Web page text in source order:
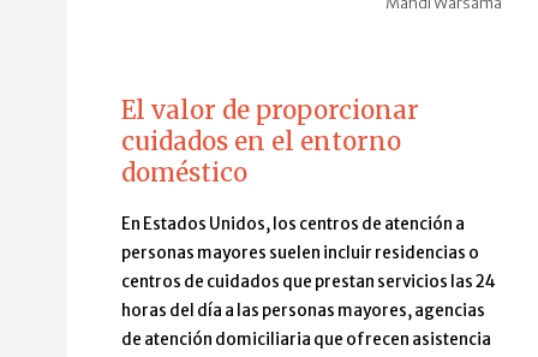
El valor de proporcionar
cuidados en el entorno
doméstico
En Estados Unidos, los centros de atención a
personas mayores suelen incluir residencias o
centros de cuidados que prestan servicios las 24
horas del día a las personas mayores, agencias
de atención domiciliaria que ofrecen asistencia